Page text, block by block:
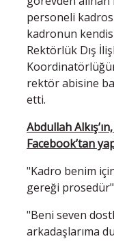
personeli
kadronun kendisi
Rektörlük Dış
rektör abisine
etti.
Abdullah
Facebook’tan
"Kadro benim
gereği prosedür"
"Beni seven
arkadaşlarıma